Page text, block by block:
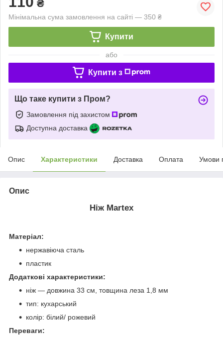
₴
Мінімальна сума замовлення на сайті — 350 ₴
Купити
або
Купити з
Що таке купити з Пром?
Замовлення під захистом
Доступна доставка
Опис Характеристики Доставка Оплата Умови
Опис
Ніж Martex
Матеріал:
нержавіюча сталь
пластик
Додаткові характеристики:
ніж ― довжина 33 см, товщина леза 1,8 мм
тип: кухарський
колір: білий/ рожевий
Переваги: